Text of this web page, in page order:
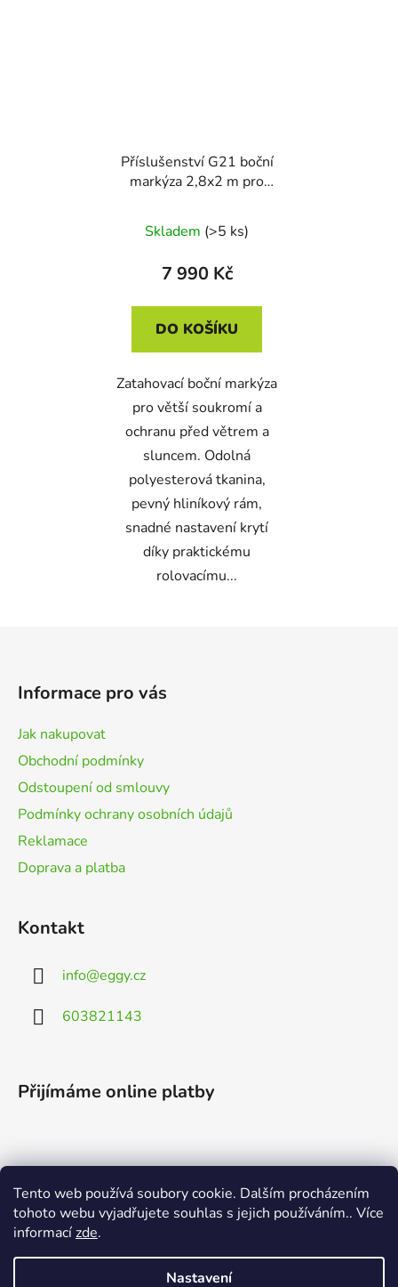
Tento web používá soubory cookie. Dalším procházením
tohoto webu vyjadřujete souhlas s jejich používáním.. Více
informacízde.
Nastavení
Příslušenství G21 boční
markýza 2,8x2 m pro
Skladem (>5 ks)
7 990 Kč
DO KOŠÍKU
Zatahovací boční markýza
pro větší soukromí a
ochranu před větrem a
sluncem. Odolná
polyesterová tkanina,
pevný hliníkový rám,
snadné nastavení krytí
díky praktickému
rolovacímu...
Informace pro vás
Jak nakupovat
Obchodní podmínky
Odstoupení od smlouvy
Podmínky ochrany osobních údajů
Reklamace
Doprava a platba
Kontakt
info@eggy.cz
603821143
Přijímáme online platby
Vyhledávání
HLEDAT